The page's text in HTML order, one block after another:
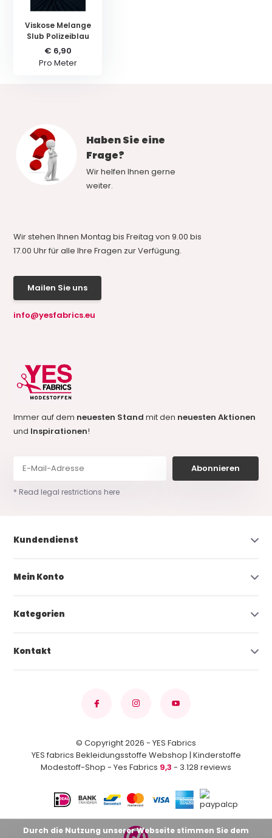
Viskose Melange
Slub Polizeiblau
€ 6,90
Pro Meter
Haben Sie eine
Frage?
Wir helfen Ihnen gerne
weiter.
Wir stehen Ihnen Montag bis Freitag von 9.00 bis
17.00 Uhr für alle Ihre Fragen zur Verfügung.
Mailen Sie uns
info@yesfabrics.eu
Immer auf dem neuesten Standmit den neuesten Aktionen
und Inspirationen!
Abonnieren
* Read legal restrictions here
Kundendienst
Mein Konto
Kategorien
Kontakt
© Copyright 2026 - YES Fabrics
YES fabrics Bekleidungsstoffe Webshop | Kinderstoffe
Modestoff-Shop - Yes Fabrics 9,3 - 3.128 reviews
Durch die Nutzung unserer Webseite stimmen Sie dem